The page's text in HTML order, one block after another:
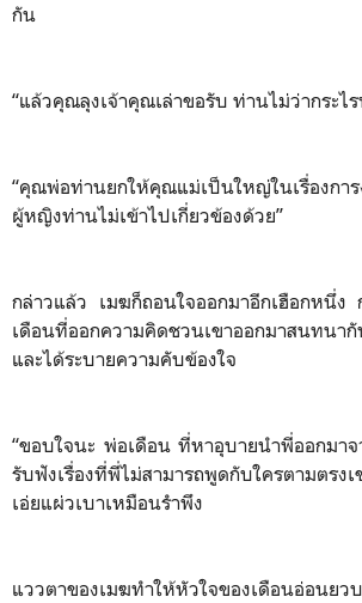
กัน
“แล้วคุณลุงเจ้าคุณเล่าขอรับ ท่านไม่ว่ากระไร
“คุณพ่อท่านยกให้คุณแม่เป็นใหญ่ในเรื่องการ
ผู้หญิงท่านไม่เข้าไปเกี่ยวข้องด้วย”
กล่าวแล้ว เมฆก็ถอนใจออกมาอีกเฮือกหนึ่
เดือนที่ออกความคิดชวนเขาออกมาสนทนา
และได้ระบายความคับข้องใจ
“ขอบใจนะ พ่อเดือน ที่หาอุบายนำพี่ออกมา
รับฟังเรื่องที่พี่ไม่สามารถพูดกับใครตามต
เอ่ยแผ่วเบาเหมือนรำพึง
แววตาของเมฆทำให้หัวใจของเดือนอ่อนย